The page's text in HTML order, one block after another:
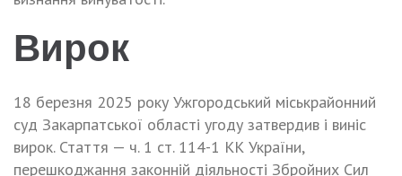
Вирок
18 березня 2025 року Ужгородський міськрайонний
суд Закарпатської області угоду затвердив і виніс
вирок. Стаття — ч. 1 ст. 114-1 КК України,
перешкоджання законній діяльності Збройних Сил